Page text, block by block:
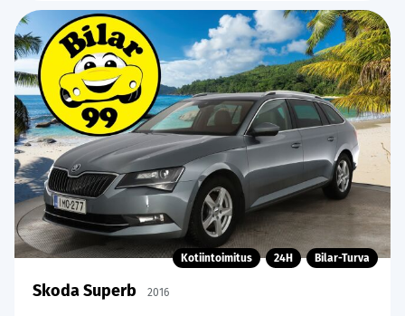
Kotiintoimitus 24H Bilar-Turva
Skoda Superb 2016